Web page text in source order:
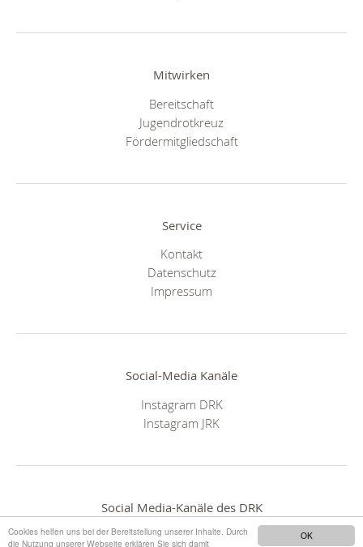
OK
Cookies helfen uns bei der Bereitstellung unserer Inhalte. Durch
die Nutzung unserer Webseite erklären Sie sich damit
Mitwirken
Bereitschaft
Jugendrotkreuz
Fördermitgliedschaft
Service
Kontakt
Datenschutz
Impressum
Social-Media Kanäle
Instagram DRK
Instagram JRK
Social Media-Kanäle des DRK